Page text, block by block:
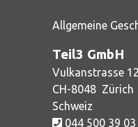
Allgemeine
Teil3 GmbH
Vulkanstrasse
CH-8048 Zürich
Schweiz
044 500 39 03